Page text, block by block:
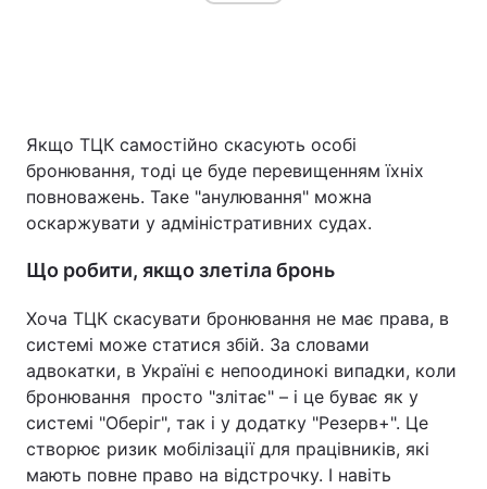
Якщо ТЦК самостійно скасують особі
бронювання, тоді це буде перевищенням їхніх
повноважень. Таке "анулювання" можна
оскаржувати у адміністративних судах.
Що робити, якщо злетіла бронь
Хоча ТЦК скасувати бронювання не має права, в
системі може статися збій. За словами
адвокатки, в Україні є непоодинокі випадки, коли
бронювання просто "злітає" – і це буває як у
системі "Оберіг", так і у додатку "Резерв+". Це
створює ризик мобілізації для працівників, які
мають повне право на відстрочку. І навіть